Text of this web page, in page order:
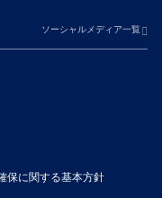
ソーシャルメディア一覧
保に関する基本方針